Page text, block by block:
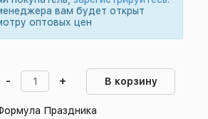
вам будет открыт
оптовых цен
- + В корзину
Праздника